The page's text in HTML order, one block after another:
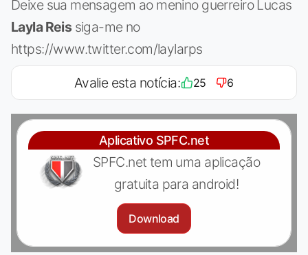
Deixe sua mensagem ao menino guerreiro Lucas
Layla Reissiga-me no
https://www.twitter.com/laylarps
Avalie esta notícia: 25 6
Aplicativo SPFC.net
SPFC.net tem uma aplicação
gratuita para android!
Download